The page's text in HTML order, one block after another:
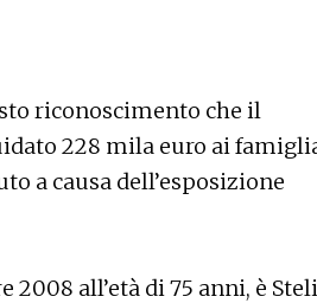
riconoscimento che il
228 mila euro ai
a causa dell’esposizione
2008 all’età di 75 anni, è